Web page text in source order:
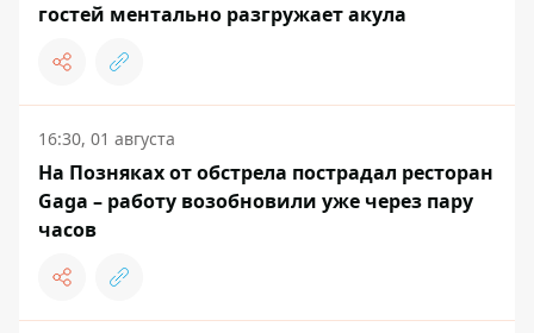
гостей ментально разгружает акула
16:30, 01 августа
На Позняках от обстрела пострадал ресторан
Gaga – работу возобновили уже через пару
часов